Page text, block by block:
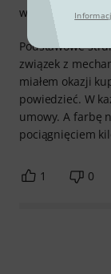
Podstawowe
związek z
miałem okazji
powiedzieć. W
umowy. A farbę
pociągnięciem
wykończenie
1 0